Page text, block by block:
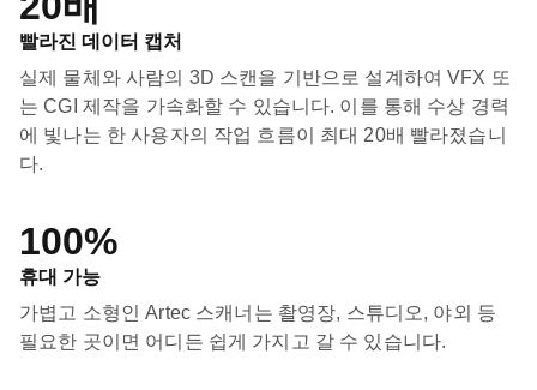
빨라진 데이터 캡처
실제 물체와 사람의 3D 스캔을 기반으로 설계하여 VFX 또
는 CGI 제작을 가속화할 수 있습니다. 이를 통해 수상 경력
에 빛나는 한 사용자의 작업 흐름이 최대 20배 빨라졌습니
다.
100%
휴대 가능
가볍고 소형인 Artec 스캐너는 촬영장, 스튜디오, 야외 등
필요한 곳이면 어디든 쉽게 가지고 갈 수 있습니다.